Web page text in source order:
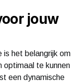
jouw
is het belangrijk om
optimaal te kunnen
een dynamische